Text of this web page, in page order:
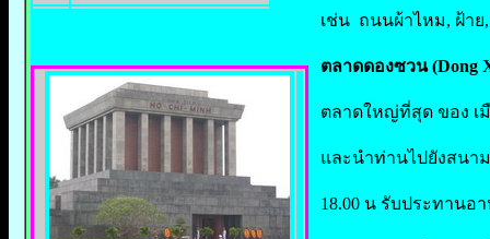
เช่น ถนนผ้าไหม, ฝ้าย
ตลาดดองซวน (Dong
ตลาดใหญ่ที่สุด ของ เ
และนำท่านไปยังสนา
18.00 น รับประทานอ